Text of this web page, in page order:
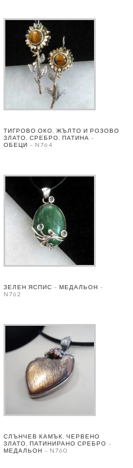
ТИГРОВО ОКО, ЖЪЛТО И РОЗОВО
ЗЛАТО, СРЕБРО, ПАТИНА –
ОБЕЦИ – N764
ЗЕЛЕН ЯСПИС – МЕДАЛЬОН –
N762
СЛЪНЧЕВ КАМЪК, ЧЕРВЕНО
ЗЛАТО, ПАТИНИРАНО СРЕБРО –
МЕДАЛЬОН – N760